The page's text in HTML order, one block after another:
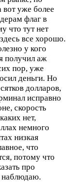
уже более
флаг в
что тут нет
все хорошо.
у кого
получил аж
пор, уже
деньги. Но
долларов,
исправно
скорость
нет,
немного
низкая
что
потому что
про
наблюдаю.